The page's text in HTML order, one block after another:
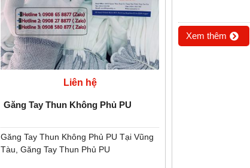
HPPE CẤP ĐỘ 5
ĐANG THI CÔNG
Liên hệ
Găng Tay Thun Không Phủ PU
Găng Tay Thun Không Phủ PU Tại Vũng
Tàu, Găng Tay Thun Phủ PU
Xem thêm